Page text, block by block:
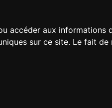
accéder aux informations
sur ce site. Le fait